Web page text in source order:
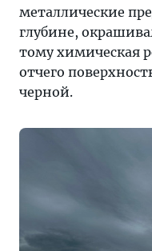
металлические
глубине,
тому химическая
отчего
черной.